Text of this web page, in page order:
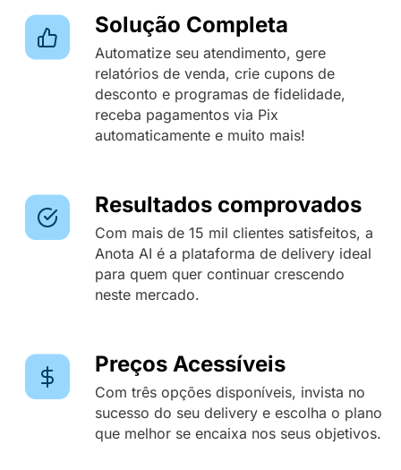
Solução Completa
Automatize seu atendimento, gere
relatórios de venda, crie cupons de
desconto e programas de fidelidade,
receba pagamentos via Pix
automaticamente e muito mais!
Resultados comprovados
Com mais de 15 mil clientes satisfeitos, a
Anota AI é a plataforma de deliveryideal
para quem quer continuar crescendo
neste mercado.
Preços Acessíveis
Com três opções disponíveis, invista no
sucesso do seu delivery e escolha o plano
que melhor se encaixa nos seus objetivos.